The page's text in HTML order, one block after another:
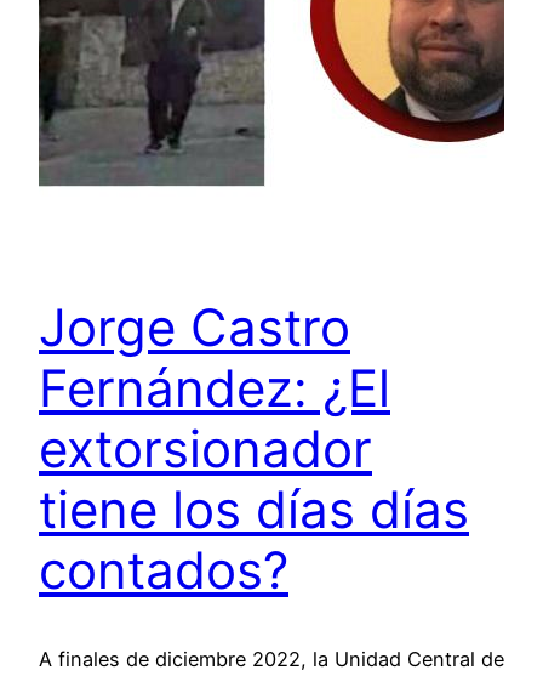
Jorge Castro
Fernández: ¿El
extorsionador
tiene los días días
contados?
A finales de diciembre 2022, la Unidad Central de